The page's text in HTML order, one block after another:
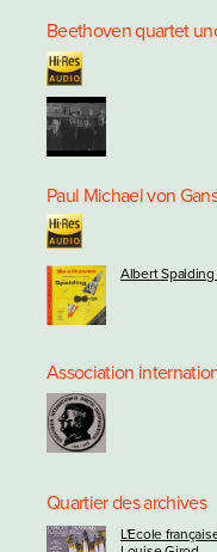
Beethoven quartet
Paul Michael von
Albert
Association
Quartier des archives
L'Ecole